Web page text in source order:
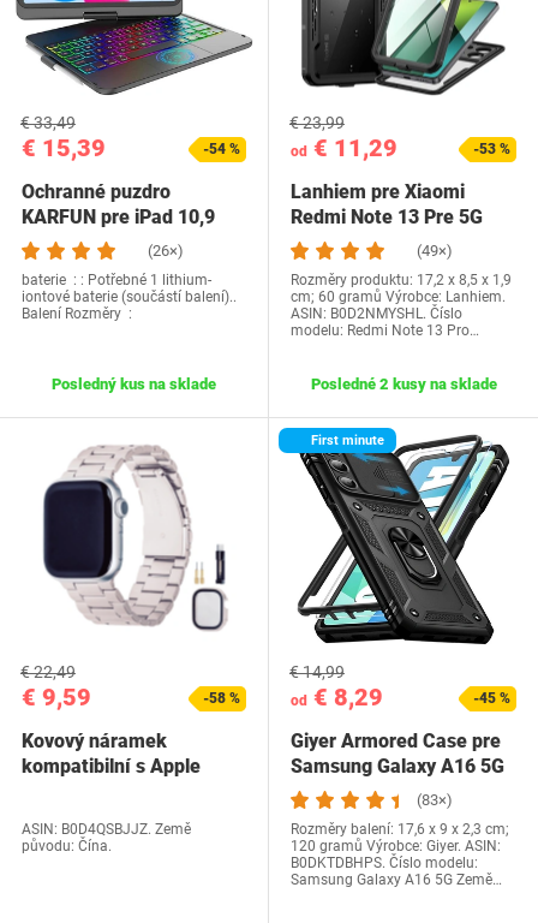
€ 15,39
€ 33,49
-54 %
Ochranné puzdro
KARFUN pre iPad 10,9
palca, 10. generácie,…
(26×)
baterie ‏ : ‎: Potřebné 1 lithium-
iontové baterie (součástí balení)..
Balení Rozměry ‏ :
Posledný kus na sklade
od € 11,29
€ 23,99
-53 %
Lanhiem pre Xiaomi
Redmi Note 13 Pre 5G
púzdro, IP68…
(49×)
Rozměry produktu: 17,2 x 8,5 x 1,9
cm; 60 gramů Výrobce: Lanhiem.
ASIN: B0D2NMYSHL. Číslo
modelu: Redmi Note 13 Pro…
Posledné 2 kusy na sklade
€ 9,59
€ 22,49
-58 %
Kovový náramek
kompatibilní s Apple
ASIN: B0D4QSBJJZ. Země
původu: Čína.
First minute
od € 8,29
€ 14,99
-45 %
Giyer Armored Case pre
Samsung Galaxy A16 5G
Puzdro s…
(83×)
Rozměry balení: 17,6 x 9 x 2,3 cm;
120 gramů Výrobce: Giyer. ASIN:
B0DKTDBHPS. Číslo modelu:
Samsung Galaxy A16 5G Země…